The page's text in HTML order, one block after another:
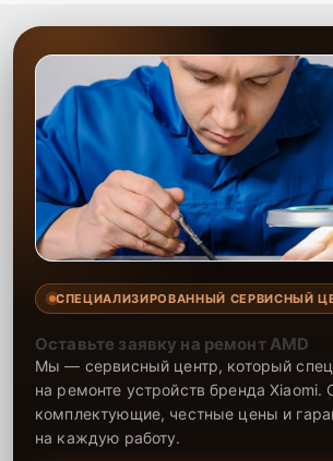
Сервисный центр проводит качественное
видеокарт после контакта с водой. Опытные
устраняют окисление и устраняют любые
вызванные влагой. На все работы и
предоставляется гарантия, что обеспечивает
стабильную работу техники после ремонта.
СПЕЦИАЛИЗИРОВАННЫЙ СЕРВИСНЫЙ
Оставьте заявку на ремонт AMD
Мы — сервисный центр, который
на ремонте устройств бренда Xiaomi.
комплектующие, честные цены и
на каждую работу.